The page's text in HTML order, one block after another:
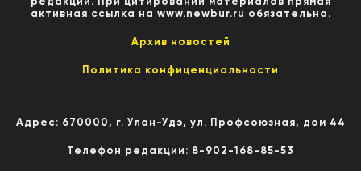
активная ссылка на www.newbur.ru обязательна.
Архив новостей
Политика конфиценциальности
Адрес: 670000, г. Улан-Удэ, ул. Профсоюзная, дом 44
Телефон редакции: 8-902-168-85-53